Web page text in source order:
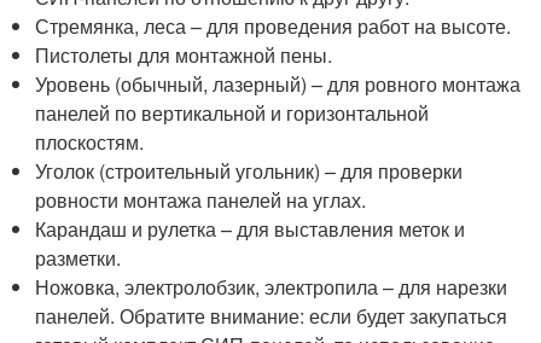
Стремянка, леса – для проведения работ на высоте.
Пистолеты для монтажной пены.
Уровень (обычный, лазерный) – для ровного монтажа
панелей по вертикальной и горизонтальной
плоскостям.
Уголок (строительный угольник) – для проверки
ровности монтажа панелей на углах.
Карандаш и рулетка – для выставления меток и
разметки.
Ножовка, электролобзик, электропила – для нарезки
панелей. Обратите внимание: если будет закупаться